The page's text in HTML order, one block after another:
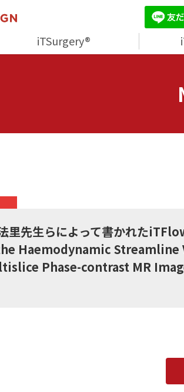
iTSurgery®
里先生らによって書かれた
Haemodynamic
Phase-contrast MR